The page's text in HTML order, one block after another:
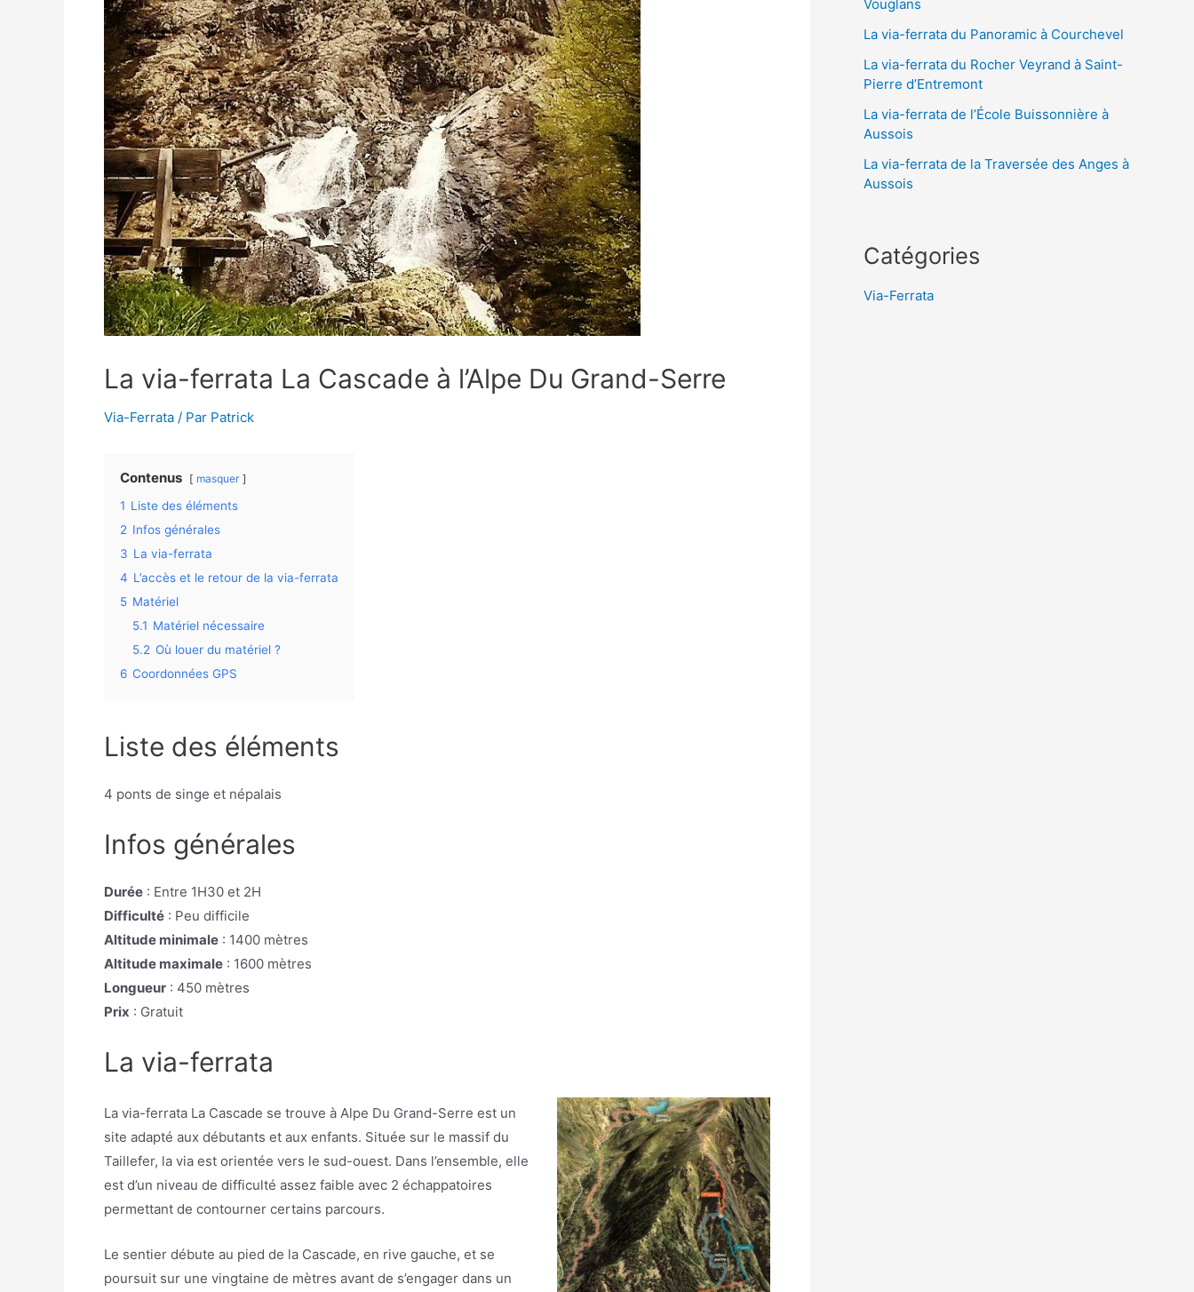
La via-ferrata La Cascade à l’Alpe Du Grand-Serre
Via-Ferrata / Par Patrick
Contenus masquer
1 Liste des éléments
2 Infos générales
3 La via-ferrata
4 L’accès et le retour de la via-ferrata
5 Matériel
5.1 Matériel nécessaire
5.2 Où louer du matériel ?
6 Coordonnées GPS
Liste des éléments
4 ponts de singe et népalais
Infos générales
Durée : Entre 1H30 et 2H
Difficulté : Peu difficile
Altitude minimale : 1400 mètres
Altitude maximale : 1600 mètres
Longueur : 450 mètres
Prix : Gratuit
La via-ferrata
La via-ferrata La Cascade se trouve à Alpe Du Grand-Serre est un
site adapté aux débutants et aux enfants. Située sur le massif du
Taillefer, la via est orientée vers le sud-ouest. Dans l’ensemble, elle
est d’un niveau de difficulté assez faible avec 2 échappatoires
permettant de contourner certains parcours.
Le sentier débute au pied de la Cascade, en rive gauche, et se
poursuit sur une vingtaine de mètres avant de s’engager dans un
Vouglans
La via-ferrata du Panoramic à Courchevel
La via-ferrata du Rocher Veyrand à Saint-
Pierre d’Entremont
La via-ferrata de l’École Buissonnière à
Aussois
La via-ferrata de la Traversée des Anges à
Aussois
Catégories
Via-Ferrata